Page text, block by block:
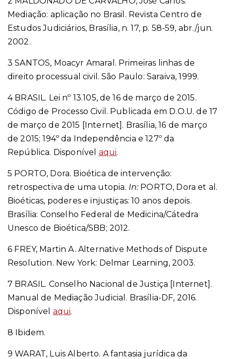
Mediação: aplicação no Brasil. Revista Centro de
Estudos Judiciários, Brasília, n. 17, p. 58-59, abr./jun.
2002.
3 SANTOS, Moacyr Amaral. Primeiras linhas de
direito processual civil. São Paulo: Saraiva, 1999.
4BRASIL. Lei nº 13.105, de 16 de março de 2015.
Código de Processo Civil. Publicada em D.O.U. de 17
de março de 2015 [Internet]. Brasília, 16 de março
de 2015; 194º da Independência e 127º da
República. Disponível aqui.
5 PORTO, Dora. Bioética de intervenção:
retrospectiva de uma utopia. In:PORTO, Dora et al.
Bioéticas, poderes e injustiças: 10 anos depois.
Brasília: Conselho Federal de Medicina/Cátedra
Unesco de Bioética/SBB; 2012.
6 FREY, Martin A. Alternative Methods of Dispute
Resolution. New York: Delmar Learning, 2003.
7 BRASIL. Conselho Nacional de Justiça [Internet].
Manual de Mediação Judicial. Brasília-DF, 2016.
Disponível aqui.
8 Ibidem.
9 WARAT, Luis Alberto. A fantasia jurídica da